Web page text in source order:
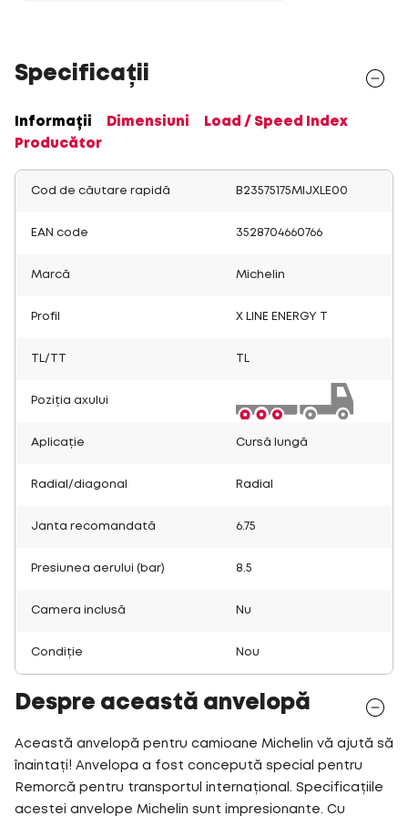
Specificații
Informații Dimensiuni
Load / Speed Index
Producător
Cod de căutare rapidă B23575175MIJXLE00
EAN code 3528704660766
Marcă Michelin
Profil X LINE ENERGY T
TL/TT
Poziția axului
Aplicație Cursă lungă
Radial/diagonal Radial
Janta recomandată 6.75
Presiunea aerului (bar) 8.5
Camera inclusă Nu
Condiție Nou
Despre această anvelopă
Această anvelopă pentru camioane Michelin vă ajută să
înaintați! Anvelopa a fost concepută special pentru
Remorcă pentru transportul internațional. Specificațiile
acestei anvelope Michelin sunt impresionante. Cu